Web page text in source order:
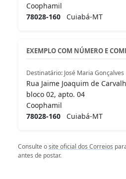
Coophamil
78028-160 Cuiabá-MT
EXEMPLO COM NÚMERO E
Destinatário: José Maria Gonçalves
Rua Jaime Joaquim de
bloco 02, apto. 04
Coophamil
78028-160 Cuiabá-MT
Consulte osite oficial dos Correios
antes de postar.